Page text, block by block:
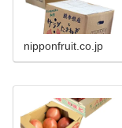
nipponfruit.co.jp